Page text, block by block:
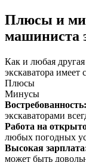
Плюсы и
машиниста
Как и любая
экскаватора
Плюсы
Минусы
Востребованность:
экскаваторами
Работа на
любых погодных
Высокая зарплата
может быть